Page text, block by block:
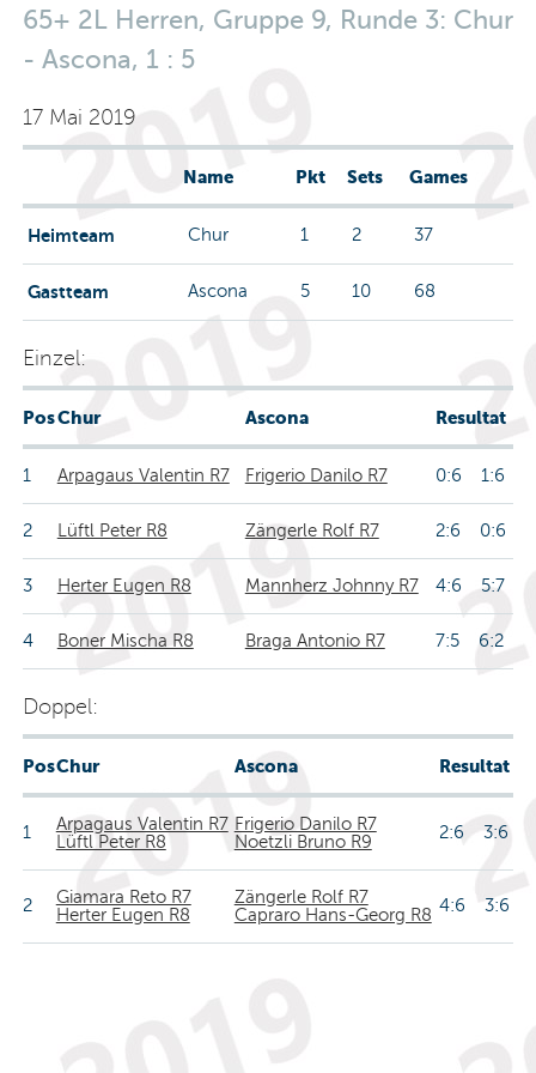
65+ 2L Herren, Gruppe 9, Runde 3: Chur
- Ascona, 1 : 5
17 Mai 2019
Name Pkt Sets Games
Heimteam Chur 1 2 37
Gastteam Ascona 5 10 68
Einzel:
PosChur Ascona Resultat
1 Arpagaus Valentin R7 Frigerio Danilo R7 0:6 1:6
2 Lüftl Peter R8 Zängerle Rolf R7 2:6 0:6
3 Herter Eugen R8 Mannherz Johnny R7 4:6 5:7
4 Boner Mischa R8 Braga Antonio R7 7:5 6:2
Doppel:
PosChur Ascona Resultat
1
Arpagaus Valentin R7
Lüftl Peter R8
Frigerio Danilo R7
Noetzli Bruno R9
2:6 3:6
2
Giamara Reto R7
Herter Eugen R8
Zängerle Rolf R7
Capraro Hans-Georg R8 4:6 3:6